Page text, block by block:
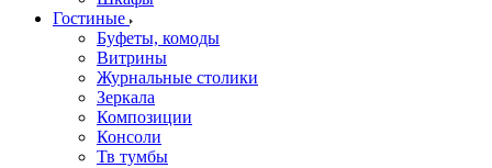
Гостиные
Буфеты, комоды
Витрины
Журнальные столики
Зеркала
Композиции
Консоли
Тв тумбы